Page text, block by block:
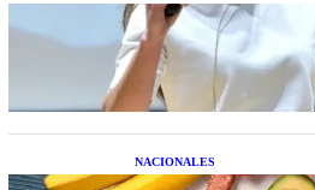
La startup creada por
resolver el estrés
NACIONALES
Nutrición inteligente: